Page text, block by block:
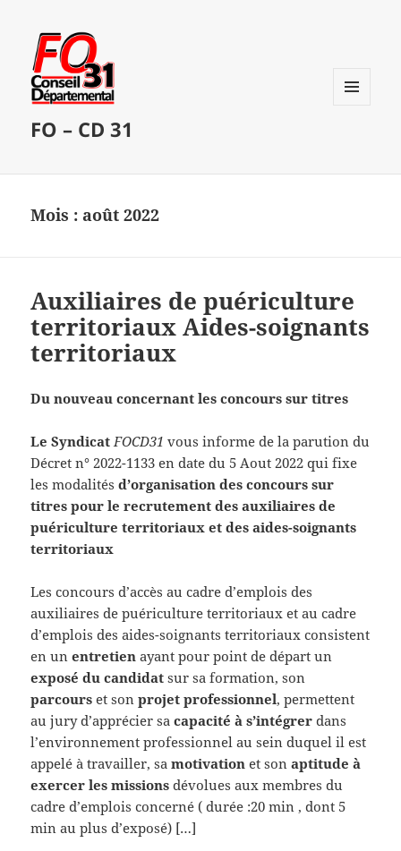
FO – CD 31
Mois : août 2022
Auxiliaires de puériculture
territoriaux Aides-soignants
territoriaux
Du nouveau concernant les concours sur titres
Le SyndicatFOCD31 vous informe de la parution du
Décret n° 2022-1133 en date du 5 Aout 2022 qui fixe
les modalitésd’organisation des concours sur
titres pour le recrutement des auxiliaires de
puériculture territoriaux et des aides-soignants
territoriaux
Les concours d’accès au cadre d’emplois des
auxiliaires de puériculture territoriaux et au cadre
d’emplois des aides-soignants territoriaux consistent
en unentretien ayant pour point de départ un
exposé du candidat sur sa formation, son
parcours et sonprojet professionnel, permettent
au jury d’apprécier sacapacité à s’intégrer dans
l’environnement professionnel au sein duquel il est
appelé à travailler, samotivation et sonaptitude à
exercer les missions dévolues aux membres du
cadre d’emplois concerné ( durée :20 min , dont 5
min au plus d’exposé) […]